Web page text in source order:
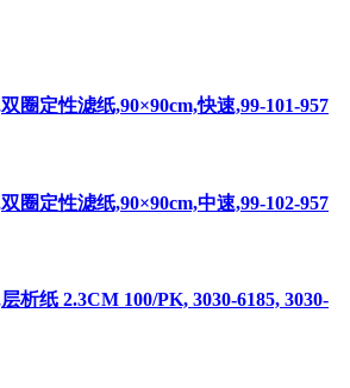
圈定性滤纸,90×90cm,快速,99-101-957
圈定性滤纸,90×90cm,中速,99-102-957
析纸 2.3CM 100/PK, 3030-6185, 3030-